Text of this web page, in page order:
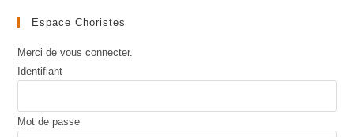
Espace Choristes
Merci de vous connecter.
Identifiant
Mot de passe